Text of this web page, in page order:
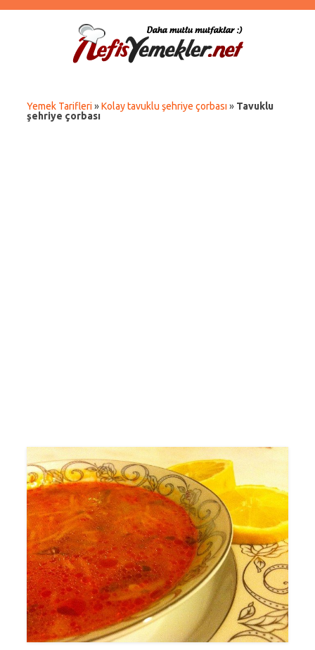
Yemek Tarifleri »Kolay tavuklu şehriye çorbası » Tavuklu
şehriye çorbası